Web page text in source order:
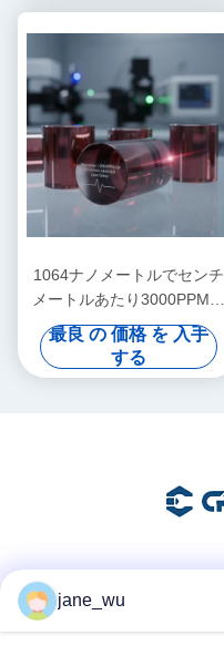
1064ナノメートルでセンチ
メートルあたり3000PPM未
満の吸収 モース硬度8点0の
マグネト光学結晶 ラザーシ
ステムに最適
最良 の 価格 を 入手
する
jane_wu